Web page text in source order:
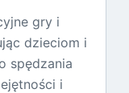
gry i
dzieciom i
spędzania
i